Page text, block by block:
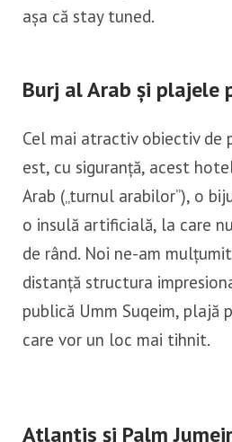
așa că stay tuned.
Burj al Arab și plajele
Cel mai atractiv obiectiv de
est, cu siguranță, acest
Arab („turnul arabilor”), o
o insulă artificială, la care
de rând. Noi ne-am
distanță structura
publică Umm Suqeim,
care vor un loc mai tihnit.
Atlantis și Palm